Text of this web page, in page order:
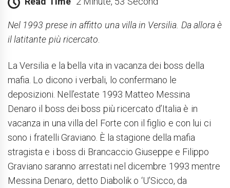
Nel 1993 prese in affitto una villa in Versilia. Da allora è
il latitante più ricercato.
La Versilia e la bella vita in vacanza dei boss della
mafia. Lo dicono i verbali, lo confermano le
deposizioni. Nell’estate 1993 Matteo Messina
Denaro il boss dei boss più ricercato d’Italia è in
vacanza in una villa del Forte con il figlio e con lui ci
sono i fratelli Graviano. È la stagione della mafia
stragista e i boss di Brancaccio Giuseppe e Filippo
Graviano saranno arrestati nel dicembre 1993 mentre
Messina Denaro, detto Diabolik o ‘U’Sicco, da